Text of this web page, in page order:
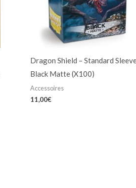
Dragon Shield – Standard
Black Matte (X100)
Accessoires
11,00€